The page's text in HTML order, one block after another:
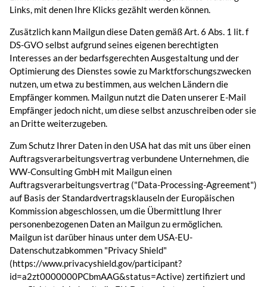
Links, mit denen Ihre Klicks gezählt werden können.
Zusätzlich kann Mailgun diese Daten gemäß Art. 6 Abs. 1 lit. f
DS-GVO selbst aufgrund seines eigenen berechtigten
Interesses an der bedarfsgerechten Ausgestaltung und der
Optimierung des Dienstes sowie zu Marktforschungszwecken
nutzen, um etwa zu bestimmen, aus welchen Ländern die
Empfänger kommen. Mailgun nutzt die Daten unserer E-Mail
Empfänger jedoch nicht, um diese selbst anzuschreiben oder sie
an Dritte weiterzugeben.
Zum Schutz Ihrer Daten in den USA hat das mit uns über einen
Auftragsverarbeitungsvertrag verbundene Unternehmen, die
WW-Consulting GmbH mit Mailgun einen
Auftragsverarbeitungsvertrag ("Data-Processing-Agreement")
auf Basis der Standardvertragsklauseln der Europäischen
Kommission abgeschlossen, um die Übermittlung Ihrer
personenbezogenen Daten an Mailgun zu ermöglichen.
Mailgun ist darüber hinaus unter dem USA-EU-
Datenschutzabkommen "Privacy Shield"
(https://www.privacyshield.gov/participant?
id=a2zt0000000PCbmAAG&status=Active) zertifiziert und